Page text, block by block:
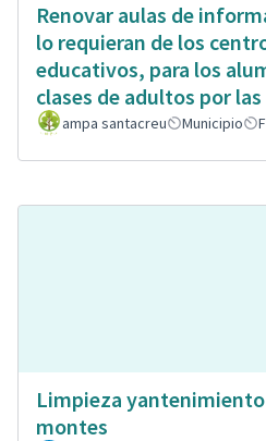
Renovar aulas de
lo requieran de los
educativos, para los
clases de adultos por
ampa santacreu Municipio
Limpieza
montes